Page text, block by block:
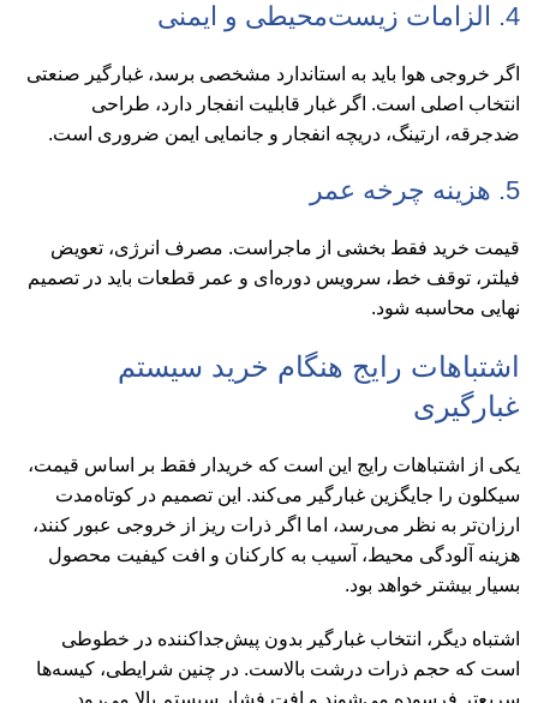
4. الزامات زیست‌محیطی و ایمنی
اگر خروجی هوا باید به استاندارد مشخصی برسد، غبارگیر صنعتی
انتخاب اصلی است. اگر غبار قابلیت انفجار دارد، طراحی
ضدجرقه، ارتینگ، دریچه انفجار و جانمایی ایمن ضروری است.
5. هزینه چرخه عمر
قیمت خرید فقط بخشی از ماجراست. مصرف انرژی، تعویض
فیلتر، توقف خط، سرویس دوره‌ای و عمر قطعات باید در تصمیم
نهایی محاسبه شود.
اشتباهات رایج هنگام خرید سیستم
غبارگیری
یکی از اشتباهات رایج این است که خریدار فقط بر اساس قیمت،
سیکلون را جایگزین غبارگیر می‌کند. این تصمیم در کوتاه‌مدت
ارزان‌تر به نظر می‌رسد، اما اگر ذرات ریز از خروجی عبور کنند،
هزینه آلودگی محیط، آسیب به کارکنان و افت کیفیت محصول
بسیار بیشتر خواهد بود.
اشتباه دیگر، انتخاب غبارگیر بدون پیش‌جداکننده در خطوطی
است که حجم ذرات درشت بالاست. در چنین شرایطی، کیسه‌ها